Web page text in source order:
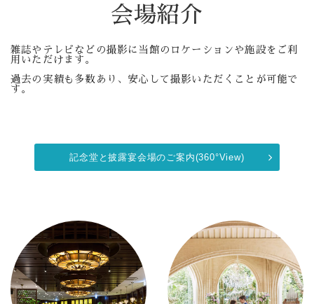
会場紹介
雑誌やテレビなどの撮影に当館のロケーションや施設をご利
用いただけます。
過去の実績も多数あり、安心して撮影いただくことが可能で
す。
記念堂と披露宴会場のご案内(360°View)